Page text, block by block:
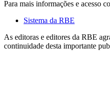
Para mais informações e acesso
Sistema da RBE
As editoras e editores da RBE
continuidade desta importante